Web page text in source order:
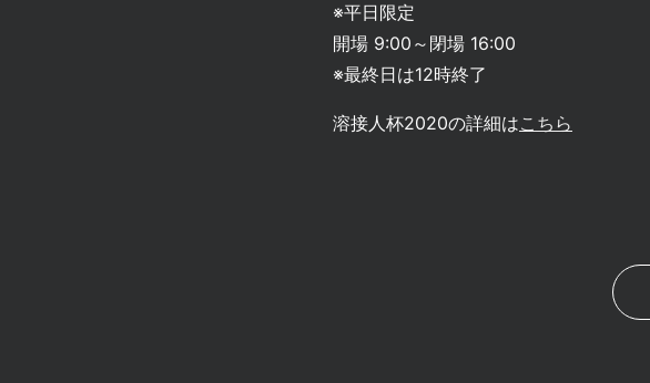
※平日限定
開場 9:00～閉場 16:00
※最終日は12時終了
溶接人杯2020の詳細はこちら